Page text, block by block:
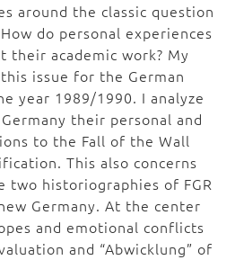
around the classic question
do personal experiences
their academic work? My
issue for the German
year 1989/1990. I analyze
their personal and
to the Fall of the Wall
This also concerns
two historiographies of FGR
Germany. At the center
and emotional conflicts
and “Abwicklung” of